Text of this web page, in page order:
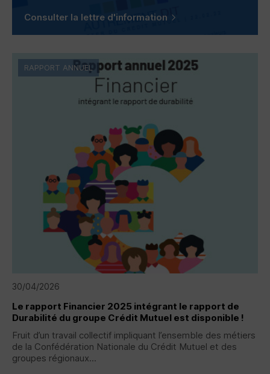
Consulter la lettre d'information
30/04/2026
Le rapport Financier 2025 intégrant le rapport de
Durabilité du groupe Crédit Mutuel est disponible !
Fruit d’un travail collectif impliquant l’ensemble des métiers
de la Confédération Nationale du Crédit Mutuel et des
groupes régionaux...
RAPPORT ANNUEL